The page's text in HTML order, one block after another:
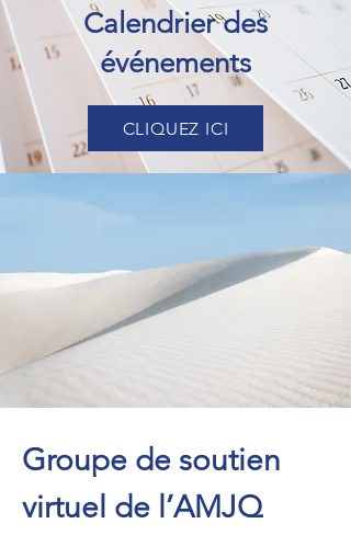
Calendrier des
événements
CLIQUEZ ICI
Groupe de soutien
virtuel de l’AMJQ